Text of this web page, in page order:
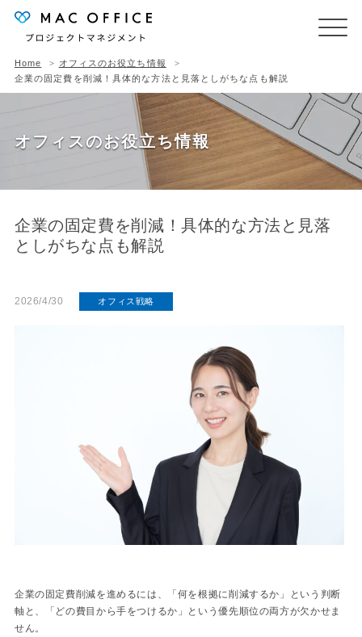
Home
オフィスのお役立ち情報
企業の固定費を削減！具体的な方法と見落としがちな点も解説
オフィスのお役立ち情報
企業の固定費を削減！具体的な方法と見落
としがちな点も解説
2026/4/30 オフィス戦略
企業の固定費削減を進めるには、「何を根拠に削減するか」という判断
軸と、「どの費目から手をつけるか」という優先順位の両方が欠かせま
せん。